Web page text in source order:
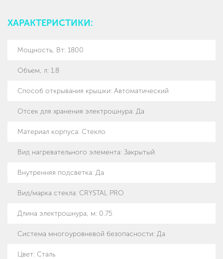
ХАРАКТЕРИСТИКИ:
Мощность, Вт: 1800
Объем, л: 1.8
Способ открывания крышки: Автоматический
Отсек для хранения электрошнура: Да
Материал корпуса: Стекло
Вид нагревательного элемента: Закрытый
Внутренняя подсветка: Да
Вид/марка стекла: CRYSTAL PRO
Длина электрошнура, м: 0.75
Система многоуровневой безопасности: Да
Цвет: Сталь